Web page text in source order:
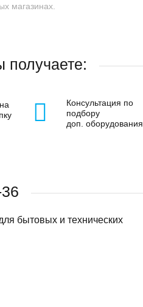
магазинах.
получаете:
Консультация по
подбору
доп. оборудования
бытовых и технических